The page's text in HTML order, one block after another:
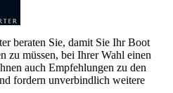
beraten Sie, damit Sie Ihr Boot
zu müssen, bei Ihrer Wahl einen
auch Empfehlungen zu den
fordern unverbindlich weitere